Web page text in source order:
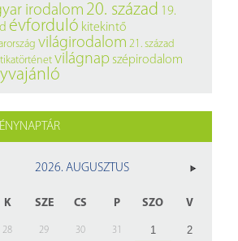
irodalom 20. század 19.
évforduló kitekintő
világirodalom 21. század
világnap szépirodalom
2026. AUGUSZTUS
K SZE CS P SZO V
28 29 30 31 1
2